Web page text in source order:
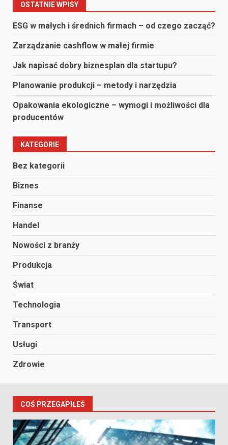
OSTATNIE WPISY
ESG w małych i średnich firmach – od czego zacząć?
Zarządzanie cashflow w małej firmie
Jak napisać dobry biznesplan dla startupu?
Planowanie produkcji – metody i narzędzia
Opakowania ekologiczne – wymogi i możliwości dla
producentów
KATEGORIE
Bez kategorii
Biznes
Finanse
Handel
Nowości z branży
Produkcja
Świat
Technologia
Transport
Usługi
Zdrowie
COŚ PRZEGAPIŁEŚ